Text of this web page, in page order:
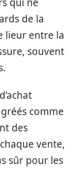
de la
lieur entre la
souvent
comme
des
vente,
sûr pour les